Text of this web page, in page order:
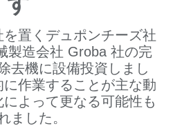
置くデュポンチーズ社
製造会社 Groba 社の完
去機に設備投資しまし
作業することが主な動
よって更なる可能性も
ました。